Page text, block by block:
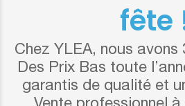
fête
Chez YLEA, nous avons
Des Prix Bas toute
garantis de qualité et